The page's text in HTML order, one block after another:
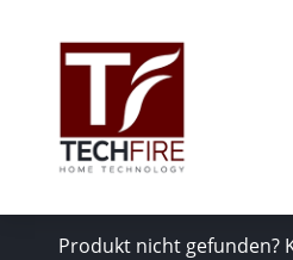
Produkt nicht gefunden?